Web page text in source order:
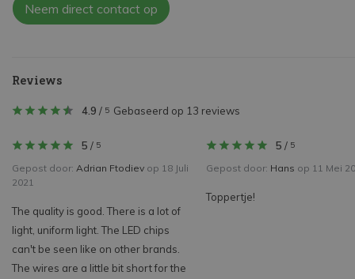
Neem direct contact op
Reviews
4.9 / 5 Gebaseerd op 13 reviews
5 / 5
Gepost door: Adrian Ftodiev op 18 Juli
2021
The quality is good. There is a lot of
light, uniform light. The LED chips
can't be seen like on other brands.
The wires are a little bit short for the
5 / 5
Gepost door: Hans op 11 Mei
Toppertje!